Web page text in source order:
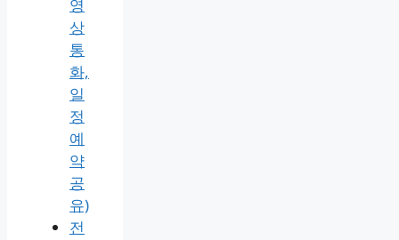
영
상
통
화,
일
정
예
약
공
유)
전